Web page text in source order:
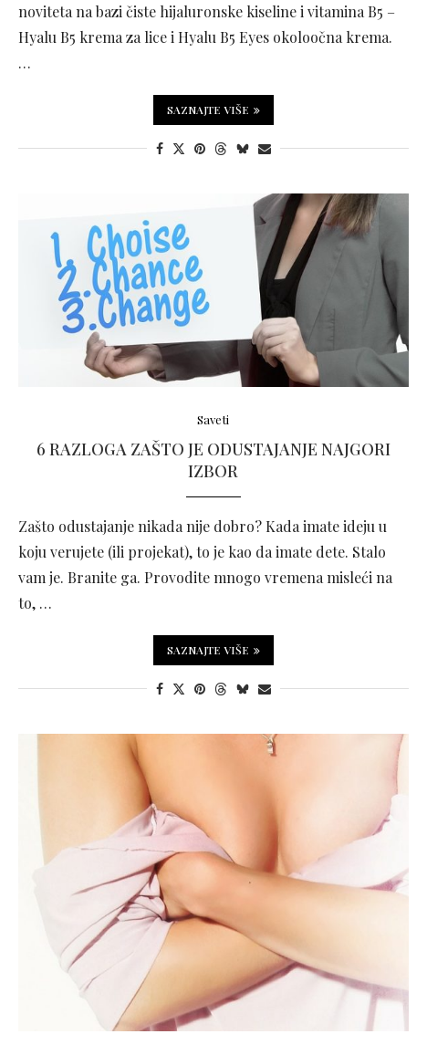
noviteta na bazi čiste hijaluronske kiseline i vitamina B5 –
Hyalu B5 krema za lice i Hyalu B5 Eyes okoloočna krema.
…
SAZNAJTE VIŠE
Saveti
6 RAZLOGA ZAŠTO JE ODUSTAJANJE NAJGORI
IZBOR
Zašto odustajanje nikada nije dobro? Kada imate ideju u
koju verujete (ili projekat), to je kao da imate dete. Stalo
vam je. Branite ga. Provodite mnogo vremena misleći na
to, …
SAZNAJTE VIŠE